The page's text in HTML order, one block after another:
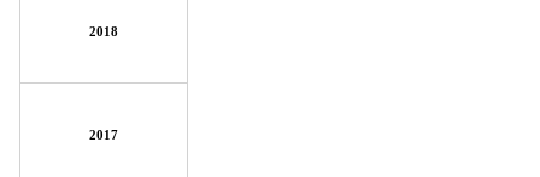
2018
2017